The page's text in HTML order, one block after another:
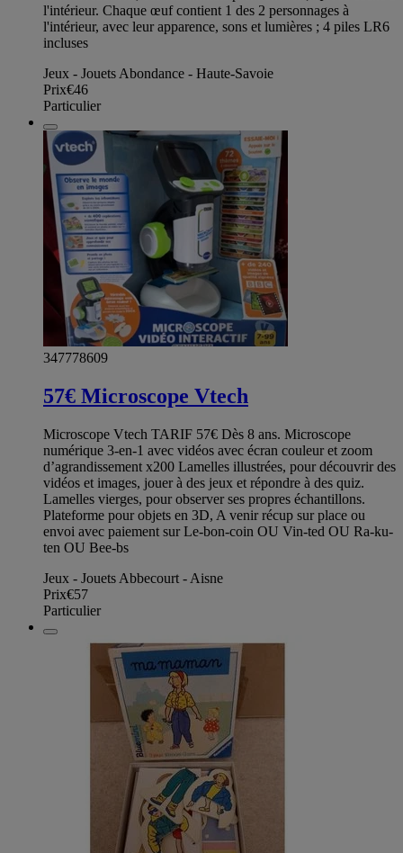
l'intérieur. Chaque œuf contient 1 des 2 personnages à
l'intérieur, avec leur apparence, sons et lumières ; 4 piles LR6
incluses
Jeux - Jouets Abondance - Haute-Savoie
Prix€46
Particulier
347778609
57€ Microscope Vtech
Microscope Vtech TARIF 57€ Dès 8 ans. Microscope
numérique 3-en-1 avec vidéos avec écran couleur et zoom
d’agrandissement x200 Lamelles illustrées, pour découvrir des
vidéos et images, jouer à des jeux et répondre à des quiz.
Lamelles vierges, pour observer ses propres échantillons.
Plateforme pour objets en 3D, A venir récup sur place ou
envoi avec paiement sur Le-bon-coin OU Vin-ted OU Ra-ku-
ten OU Bee-bs
Jeux - Jouets Abbecourt - Aisne
Prix€57
Particulier